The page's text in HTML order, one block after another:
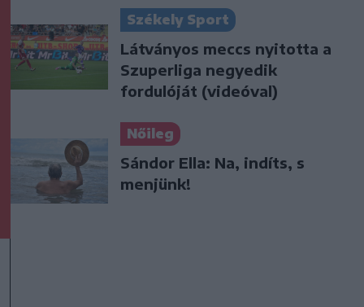
Székely Sport
Látványos meccs nyitotta a
Szuperliga negyedik
fordulóját (videóval)
Nőileg
Sándor Ella: Na, indíts, s
menjünk!